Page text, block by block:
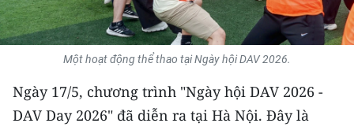
KHOA HỌC - CÔNG NGHỆ
MÔI TRƯỜNG
BẠN ĐỌC
Một hoạt động thể thao tại Ngày hội DAV 2026.
Ngày 17/5, chương trình "Ngày hội DAV 2026 -
DAV Day 2026" đã diễn ra tại Hà Nội. Đây là